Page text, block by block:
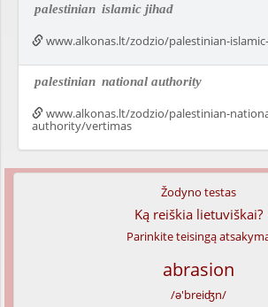
palestinian islamic jihad
www.alkonas.lt/zodzio/palestinian-
palestinian national authority
www.alkonas.lt/zodzio/palestinian-
authority/vertimas
Žodyno testas
Ką reiškia lietuviškai?
Parinkite teisingą
abrasion
/ə'breiʤn/